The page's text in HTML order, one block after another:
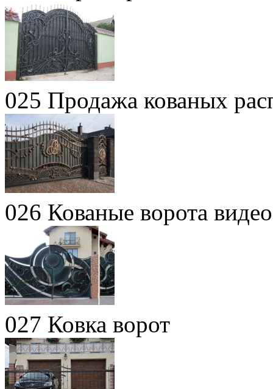
025 Продажа кованых
026 Кованые ворота видео
027 Ковка ворот